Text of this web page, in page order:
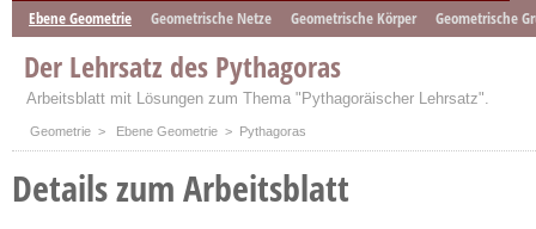
Ebene Geometrie Geometrische Netze Geometrische Körper Geometrische
Der Lehrsatz des Pythagoras
Arbeitsblatt mit Lösungen zum Thema "Pythagoräischer Lehrsatz".
Geometrie > Ebene Geometrie > Pythagoras
Details zum Arbeitsblatt